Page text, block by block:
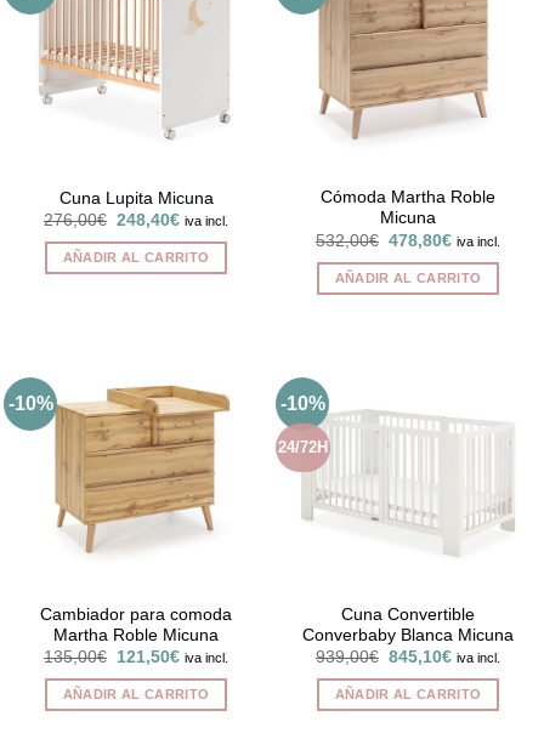
Cuna Lupita Micuna
276,00€ El
original
era:
248,40€El
actual
es:
iva incl.
AÑADIR AL CARRITO
Cómoda Martha Roble
Micuna
532,00€ El
precio
original
era:
478,80€El
actual
es:
iva incl.
AÑADIR AL CARRITO
-10%
Cambiador para comoda
Martha Roble Micuna
135,00€
El
original
era:
121,50€El
actual
es:
iva incl.
AÑADIR AL CARRITO
-10%
24/72H
Cuna Convertible
Converbaby Blanca Micuna
939,00€ El
original
era:
845,10€El
actual
es:
iva incl.
AÑADIR AL CARRITO